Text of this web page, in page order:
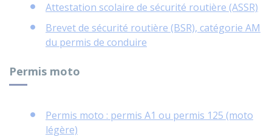
Attestation scolaire de sécurité routière (ASSR)
Brevet de sécurité routière (BSR), catégorie AM
du permis de conduire
Permis moto
Permis moto : permis A1 ou permis 125 (moto
légère)